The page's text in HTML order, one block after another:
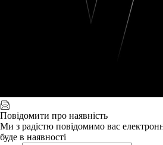
Повідомити про наявність
Ми з радістю повідомимо вас
буде в наявності